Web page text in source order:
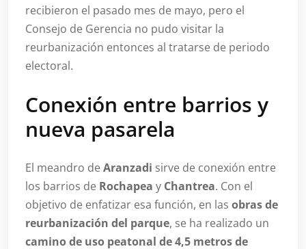
recibieron el pasado mes de mayo, pero el
Consejo de Gerencia no pudo visitar la
reurbanización entonces al tratarse de periodo
electoral.
Conexión entre barrios y
nueva pasarela
El meandro de Aranzadi sirve de conexión entre
los barrios de Rochapea y Chantrea. Con el
objetivo de enfatizar esa función, en las obras de
reurbanización del parque, se ha realizado un
camino de uso peatonal de 4,5 metros de